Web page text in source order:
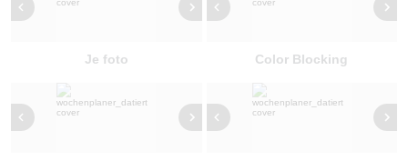
Je foto Color Blocking